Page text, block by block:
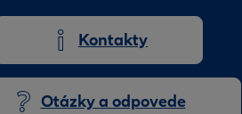
Kontakty
Otázky a odpovede